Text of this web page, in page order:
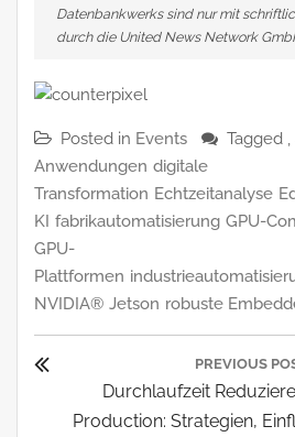
Datenbankwerks sind nur mit
durch die United News Network
Posted in Events Tagged ,
Anwendungen digitale
Transformation Echtzeitanalyse
KI fabrikautomatisierung GPU-
GPU-
Plattformen
NVIDIA® Jetson robuste
Beitragsnavigation
PREVIOUS
Previous
Post:
Durchlaufzeit
Production: Strategien,